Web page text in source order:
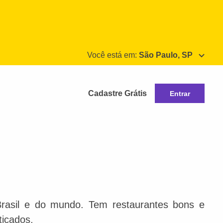
Você está em: São Paulo, SP
Cadastre Grátis Entrar
e do mundo. Tem restaurantes bons e